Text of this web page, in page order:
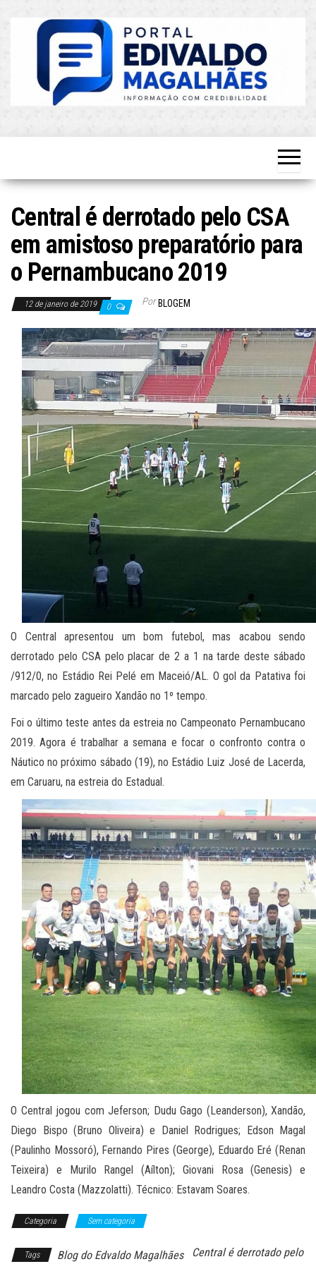
Atualizado!
Central é derrotado pelo CSA
em amistoso preparatório para
o Pernambucano 2019
12 de janeiro de 2019 0 Por BLOGEM
O Central apresentou um bom futebol, mas acabou sendo
derrotado pelo CSA pelo placar de 2 a 1 na tarde deste sábado
/912/0, no Estádio Rei Pelé em Maceió/AL. O gol da Patativa foi
marcado pelo zagueiro Xandão no 1º tempo.
Foi o último teste antes da estreia no Campeonato Pernambucano
2019. Agora é trabalhar a semana e focar o confronto contra o
Náutico no próximo sábado (19), no Estádio Luiz José de Lacerda,
em Caruaru, na estreia do Estadual.
O Central jogou com Jeferson; Dudu Gago (Leanderson), Xandão,
Diego Bispo (Bruno Oliveira) e Daniel Rodrigues; Edson Magal
(Paulinho Mossoró), Fernando Pires (George), Eduardo Eré (Renan
Teixeira) e Murilo Rangel (Aílton); Giovani Rosa (Genesis) e
Leandro Costa (Mazzolatti). Técnico: Estavam Soares.
Categoria Sem categoria
Tags Blog do Edvaldo Magalhães Central é derrotado pelo